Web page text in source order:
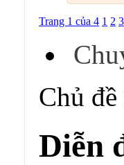
Trang 1 của 4 1 2 3
Chủ
Diễn